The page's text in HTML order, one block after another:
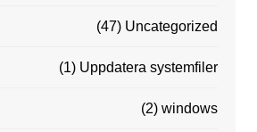
Uncategorized
(47)
Uppdatera systemfiler
(1)
windows
(2)